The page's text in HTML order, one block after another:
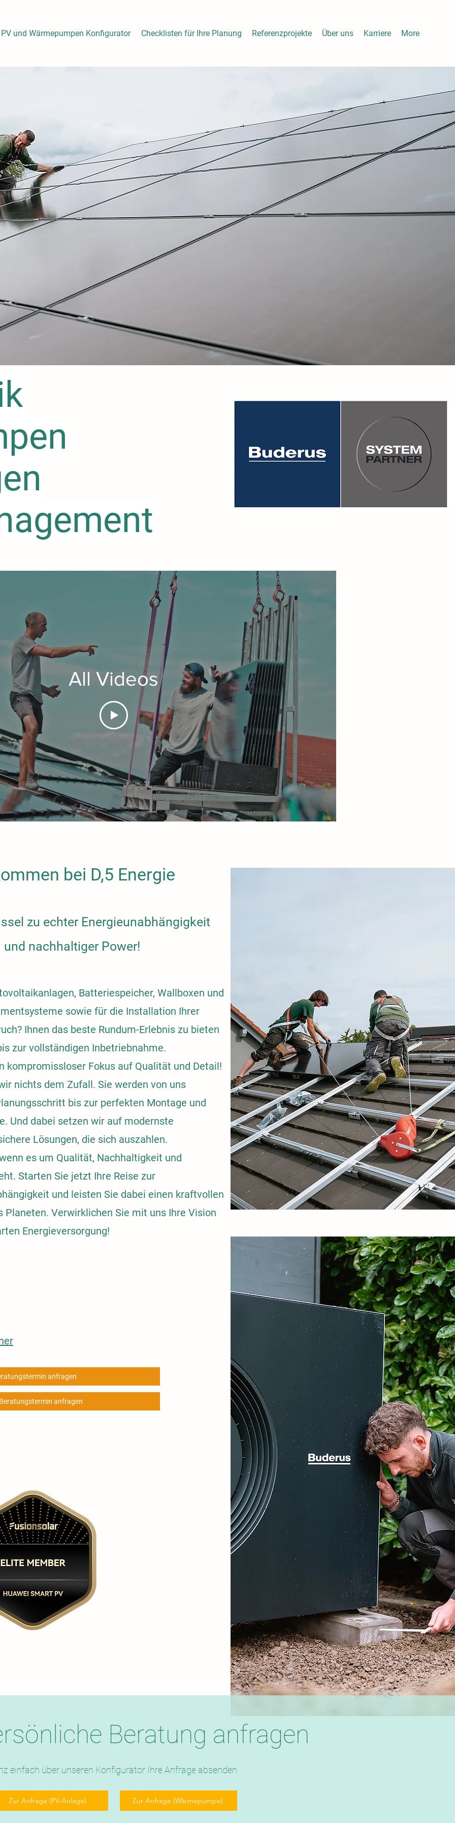
PV und Wärmepumpen Konfigurator Checklisten für Ihre Planung Referenzprojekte Über uns Karriere More
All Videos
bei D,5 Energie
zu echter Energieunabhängigkeit
und nachhaltiger Power!
Batteriespeicher, Wallboxen und
sowie für die Installation Ihrer
Ihnen das beste Rundum-Erlebnis zu bieten
zur vollständigen Inbetriebnahme.
kompromissloser Fokus auf Qualität und Detail!
nichts dem Zufall. Sie werden von uns
bis zur perfekten Montage und
Und dabei setzen wir auf modernste
Lösungen, die sich auszahlen.
es um Qualität, Nachhaltigkeit und
Starten Sie jetzt Ihre Reise zur
und leisten Sie dabei einen kraftvollen
Planeten. Verwirklichen Sie mit uns Ihre Vision
Energieversorgung!
anfragen
anfragen
Beratung anfragen
einfach über unseren Konfigurator Ihre Anfrage absenden
Zur Anfrage (PV-Anlage) Zur Anfrage (Wärmepumpe)